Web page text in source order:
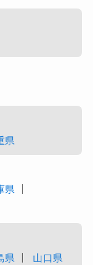
県
県
県 山口県